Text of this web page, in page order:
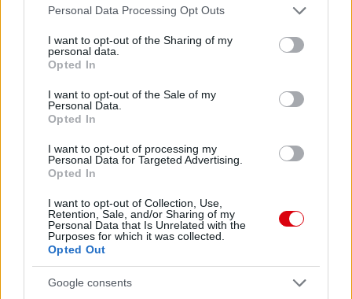
Please note that this website/app uses one or more Google
not limited to your visit or usage behaviour. You may click to
grant or deny consent to Google and its third-party tags to
use your data for below specified purposes in below Google
consent section.
Personal Data Processing Opt Outs
I want to opt-out of the Sharing of my
personal data.
Opted In
I want to opt-out of the Sale of my
Personal Data.
Opted In
I want to opt-out of processing my
Personal Data for Targeted Advertising.
Opted In
I want to opt-out of Collection, Use,
Retention, Sale, and/or Sharing of my
Personal Data that Is Unrelated with the
Purposes for which it was collected.
Opted Out
Google consents